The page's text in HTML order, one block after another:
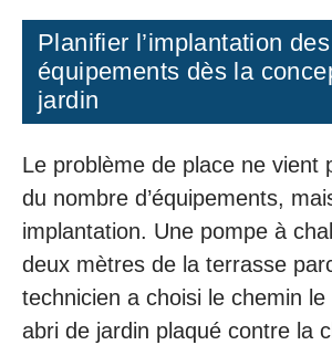
Planifier l’implantation des
équipements dès la
jardin
Le problème de place ne vient
du nombre d’équipements,
implantation. Une pompe à
deux mètres de la terrasse
technicien a choisi le chemin
abri de jardin plaqué contre la